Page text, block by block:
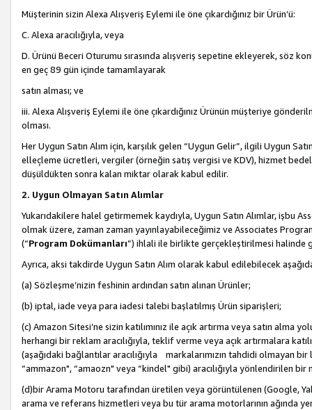
Müşterinin sizin Alexa Alışveriş Eylemi ile öne çıkardığınız bir Ürün’ü:
C. Alexa aracılığıyla, veya
D. Ürünü Beceri Oturumu sırasında alışveriş sepetine ekleyerek, söz
en geç 89 gün içinde tamamlayarak
satın alması; ve
iii. Alexa Alışveriş Eylemi ile öne çıkardığınız Ürünün müşteriye
olması.
Her Uygun Satın Alım için, karşılık gelen “Uygun Gelir”, ilgili Uygun
elleçleme ücretleri, vergiler (örneğin satış vergisi ve KDV), hizmet
düşüldükten sonra kalan miktar olarak kabul edilir.
2. Uygun Olmayan Satın Alımlar
Yukarıdakilere halel getirmemek kaydıyla, Uygun Satın Alımlar, işbu
olmak üzere, zaman zaman yayınlayabileceğimiz ve Associates
(“Program Dokümanları”) ihlali ile birlikte gerçekleştirilmesi halinde
Ayrıca, aksi takdirde Uygun Satın Alım olarak kabul edilebilecek
(a) Sözleşme’nizin feshinin ardından satın alınan Ürünler;
(b) iptal, iade veya para iadesi talebi başlatılmış Ürün siparişleri;
(c) Amazon Sitesi’ne sizin katılımınız ile açık artırma veya satın alma
herhangi bir reklam aracılığıyla, teklif verme veya açık artırmalara
(aşağıdaki bağlantılar aracılığıyla markalarımızın tahdidi olmayan
“ammazon", “amaozn" veya “kindel" gibi) aracılığıyla yönlendirilen
(d)bir Arama Motoru tarafından üretilen veya görüntülenen (Google,
arama ve referans hizmetleri veya bu tür arama motorlarının ağında